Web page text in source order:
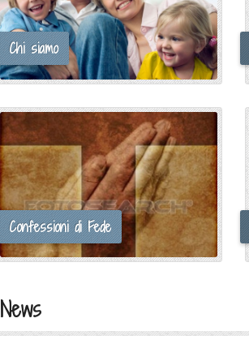
Chi siamo
Confessioni di Fede
News